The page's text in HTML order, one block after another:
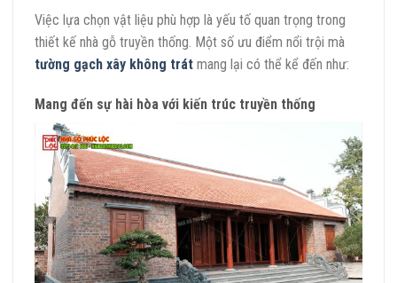
Việc lựa chọn vật liệu phù hợp là yếu tố quan trọng trong
thiết kế nhà gỗ truyền thống. Một số ưu điểm nổi trội mà
tường gạch xây không trát mang lại có thể kể đến như:
Mang đến sự hài hòa với kiến trúc truyền thống